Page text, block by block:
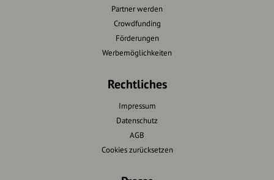
Partner werden
Crowdfunding
Förderungen
Werbemöglichkeiten
Rechtliches
Impressum
Datenschutz
AGB
Cookies zurücksetzen